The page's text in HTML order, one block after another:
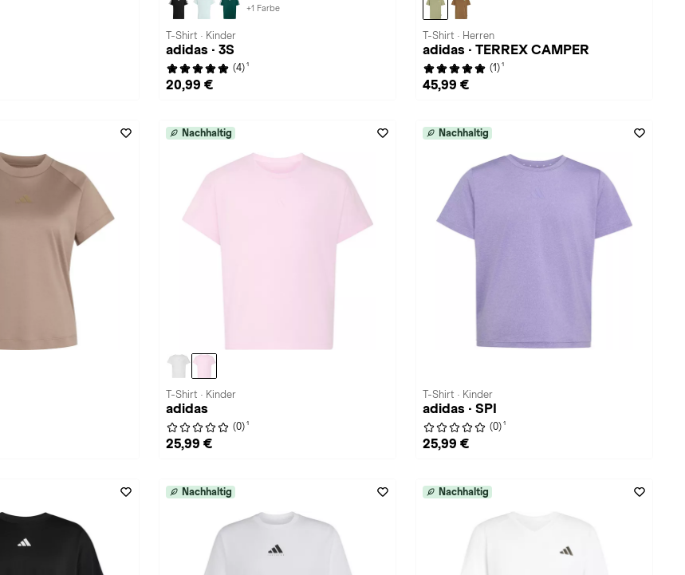
+1 Farbe
T-Shirt · Kinder
adidas · 3S
(4) 1
20,99 €
T-Shirt · Herren
adidas · TERREX CAMPER
(1) 1
45,99 €
Nachhaltig
T-Shirt · Kinder
adidas
(0) 1
25,99 €
Nachhaltig
T-Shirt · Kinder
adidas · SPI
(0) 1
25,99 €
Nachhaltig Nachhaltig